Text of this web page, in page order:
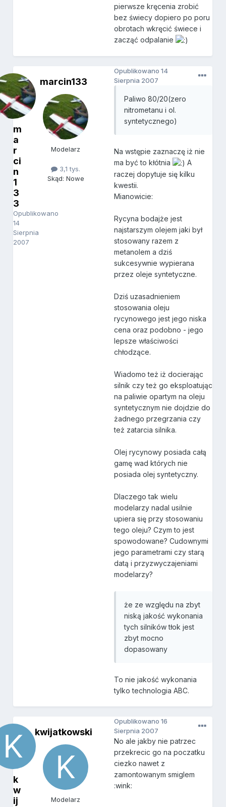
pierwsze kręcenia zrobić
bez świecy dopiero po poru
obrotach wkręcić świece i
zacząć odpalanie
m
a
r
ci
n
1
3
3
Opublikowano
14
Sierpnia
2007
marcin133
Modelarz
3,1 tys.
Skąd: Nowe
Opublikowano14
Sierpnia 2007
Paliwo 80/20(zero
nitrometanu i ol.
syntetycznego)
Na wstępie zaznaczę iż nie
ma być to kłótnia
A
raczej dopytuje się kilku
kwestii.
Mianowicie:
Rycyna bodajże jest
najstarszym olejem jaki był
stosowany razem z
metanolem a dziś
sukcesywnie wypierana
przez oleje syntetyczne.
Dziś uzasadnieniem
stosowania oleju
rycynowego jest jego niska
cena oraz podobno - jego
lepsze właściwości
chłodzące.
Wiadomo też iż docierając
silnik czy też go eksploatując
na paliwie opartym na oleju
syntetycznym nie dojdzie do
żadnego przegrzania czy
też zatarcia silnika.
Olej rycynowy posiada całą
gamę wad których nie
posiada olej syntetyczny.
Dlaczego tak wielu
modelarzy nadal usilnie
upiera się przy stosowaniu
tego oleju? Czym to jest
spowodowane? Cudownymi
jego parametrami czy starą
datą i przyzwyczajeniami
modelarzy?
że ze względu na zbyt
niską jakość wykonania
tych silników tłok jest
zbyt mocno
dopasowany
To nie jakość wykonania
tylko technologia ABC.
k
w
ij
kwijatkowski
Modelarz
Opublikowano16
Sierpnia 2007
No ale jakby nie patrzec
przekrecic go na poczatku
ciezko nawet z
zamontowanym smiglem
:wink: